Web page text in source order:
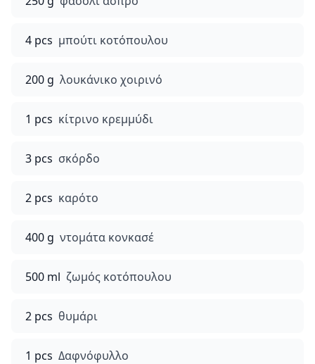
4 pcs μπούτι κοτόπουλου
200 g λουκάνικο χοιρινό
1 pcs κίτρινο κρεμμύδι
3 pcs σκόρδο
2 pcs καρότο
400 g ντομάτα κονκασέ
500 ml ζωμός κοτόπουλου
2 pcs θυμάρι
1 pcs Δαφνόφυλλο